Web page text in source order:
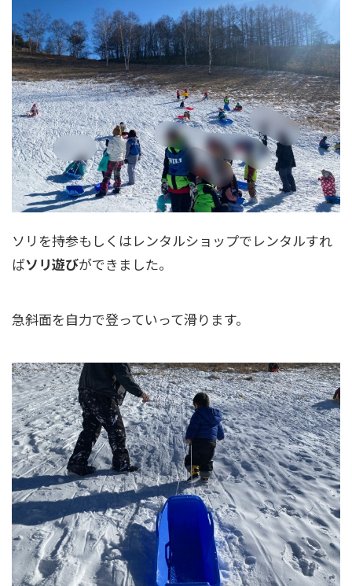
ソリを持参もしくはレンタルショップでレンタルすれ
ばソリ遊びができました。
急斜面を自力で登っていって滑ります。